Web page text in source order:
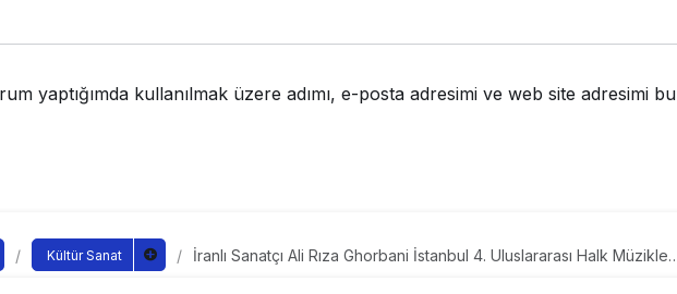
yaptığımda kullanılmak üzere adımı, e-posta adresimi ve web site adresimi bu
Kültür Sanat
İranlı Sanatçı Ali Rıza Ghorbani İstanbul 4. Uluslararası Halk Müzikleri